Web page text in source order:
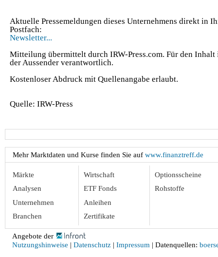
Aktuelle Pressemeldungen dieses Unternehmens direkt in
Postfach:
Newsletter...
Mitteilung übermittelt durch IRW-Press.com. Für den Inhalt
der Aussender verantwortlich.
Kostenloser Abdruck mit Quellenangabe erlaubt.
Quelle: IRW-Press
Mehr Marktdaten und Kurse finden Sie auf www.finanztreff.de
Märkte
Analysen
Unternehmen
Branchen
Wirtschaft
ETF Fonds
Anleihen
Zertifikate
Optionsscheine
Rohstoffe
Angebote der
Nutzungshinweise | Datenschutz | Impressum | Datenquellen: